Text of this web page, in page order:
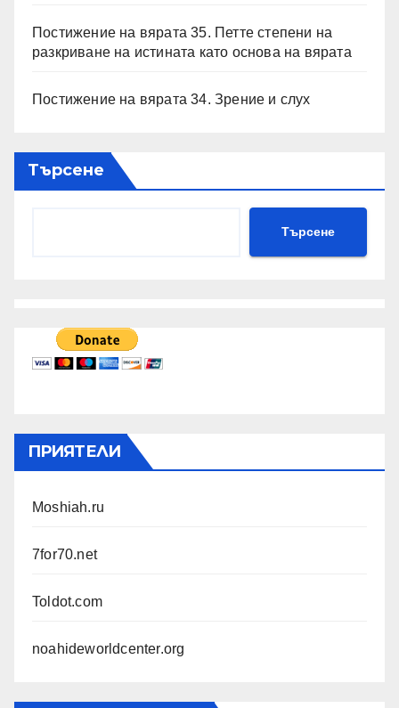
Постижение на вярата 35. Петте степени на
разкриване на истината като основа на вярата
Постижение на вярата 34. Зрение и слух
Търсене
Търсене
ПРИЯТЕЛИ
Moshiah.ru
7for70.net
Toldot.com
noahideworldcenter.org